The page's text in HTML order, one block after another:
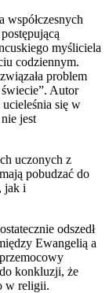
współczesnych
myśliciela
codziennym.
problem
Autor
się w
jest
uczonych z
pobudzać do
jak i
odszedł
Ewangelią a
konkluzji, że
w religii.